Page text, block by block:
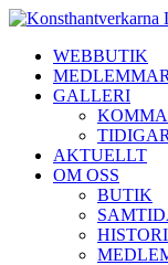
Fortsätt
innehålletWEBBUTIK
MEDLEMMAR
GALLERI
AKTUELLT
OM OSS
BUTIK